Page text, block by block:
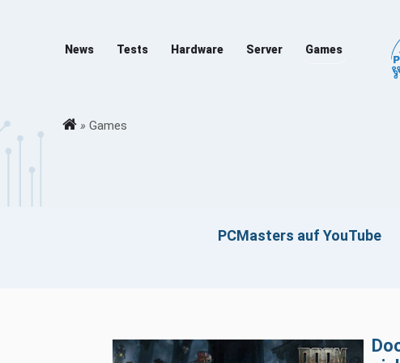
News Tests Hardware Server Games
» Games
PCMasters auf YouTube
Klicken zum